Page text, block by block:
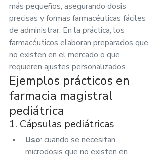
más pequeños, asegurando dosis
precisas y formas farmacéuticas fáciles
de administrar. En la práctica, los
farmacéuticos elaboran preparados que
no existen en el mercado o que
requieren ajustes personalizados.
Ejemplos prácticos en
farmacia magistral
pediátrica
1. Cápsulas pediátricas
Uso: cuando se necesitan
microdosis que no existen en